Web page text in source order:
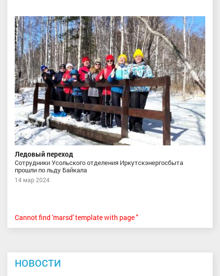
Ледовый переход
Сотрудники Усольского отделения Иркутскэнергосбыта
прошли по льду Байкала
14 мар 2024
Cannot find 'marsd' template with page ''
НОВОСТИ